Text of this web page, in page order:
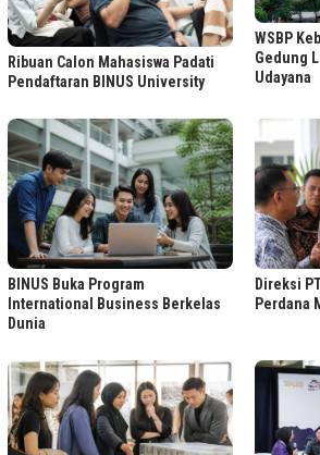
Ribuan Calon Mahasiswa Padati
Pendaftaran BINUS University
WSBP
Gedung
Udayana
BINUS Buka Program
International Business Berkelas
Dunia
Direksi
Perdana